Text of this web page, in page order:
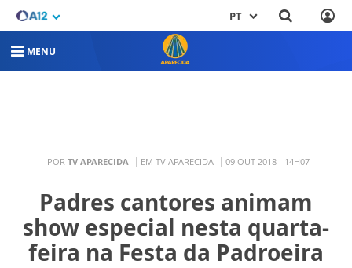
PT
MENU
POR TV APARECIDA EM TV APARECIDA 09 OUT 2018 - 14H07
Padres cantores animam
show especial nesta quarta-
feira na Festa da Padroeira